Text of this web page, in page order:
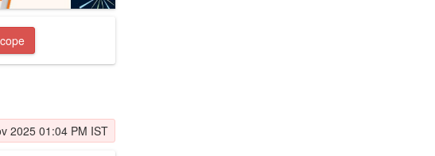
2025 01:04 PM IST